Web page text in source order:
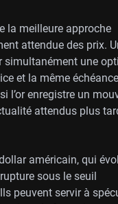
la meilleure approche
attendue des prix.
simultanément une
et la même
l’or enregistre un
attendus plus
américain, qui
sous le seuil
peuvent servir à